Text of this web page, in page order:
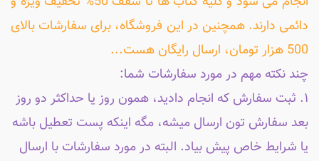
دائمی دارند. همچنین در این فروشگاه، برای سفارشات بالای
500 هزار تومان، ارسال رایگان هست...
چند نکته مهم در مورد سفارشات شما:
۱. ثبت سفارش که انجام دادید، همون روز یا حداکثر دو روز
بعد سفارش تون ارسال میشه، مگه اینکه پست تعطیل باشه
یا شرایط خاص پیش بیاد. البته در مورد سفارشات با ارسال